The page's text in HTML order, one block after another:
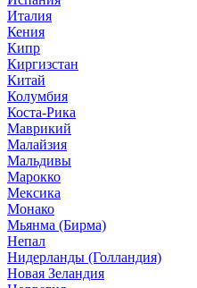
Италия
Кения
Кипр
Киргизстан
Китай
Колумбия
Коста-Рика
Маврикий
Малайзия
Мальдивы
Марокко
Мексика
Монако
Мьянма (Бирма)
Непал
Нидерланды (Голландия)
Новая Зеландия